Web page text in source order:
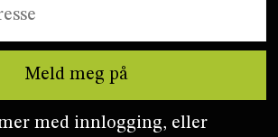
med innlogging, eller